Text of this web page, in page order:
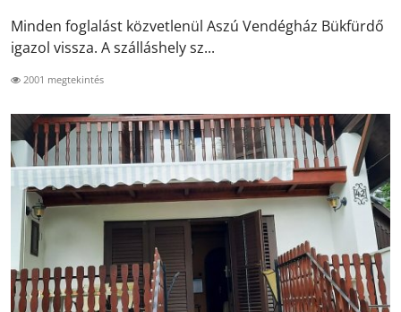
Minden foglalást közvetlenül Aszú Vendégház Bükfürdő
igazol vissza. A szálláshely sz...
2001 megtekintés